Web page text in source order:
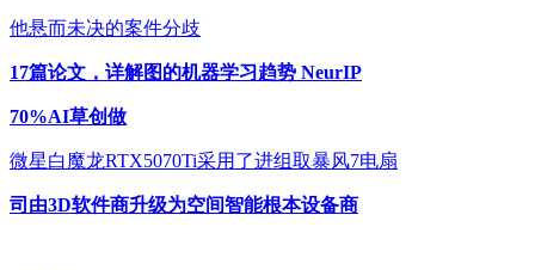
他悬而未决的案件分歧
17篇论文，详解图的机器学习趋势 NeurIP
70%AI草创做
微星白魔龙RTX5070Ti采用了进组取暴风7电扇
司由3D软件商升级为空间智能根本设备商